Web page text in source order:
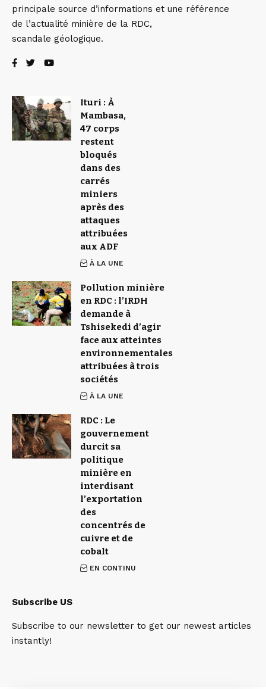
principale source d’informations et une référence
de l’actualité minière de la RDC,
scandale géologique.
Ituri : À
Mambasa,
47 corps
restent
bloqués
dans des
carrés
miniers
après des
attaques
attribuées
aux ADF
À LA UNE
Pollution minière
en RDC : l’IRDH
demande à
Tshisekedi d’agir
face aux atteintes
environnementales
attribuées à trois
sociétés
À LA UNE
RDC : Le
gouvernement
durcit sa
politique
minière en
interdisant
l’exportation
des
concentrés de
cuivre et de
cobalt
EN CONTINU
Subscribe US
Subscribe to our newsletter to get our newest articles
instantly!